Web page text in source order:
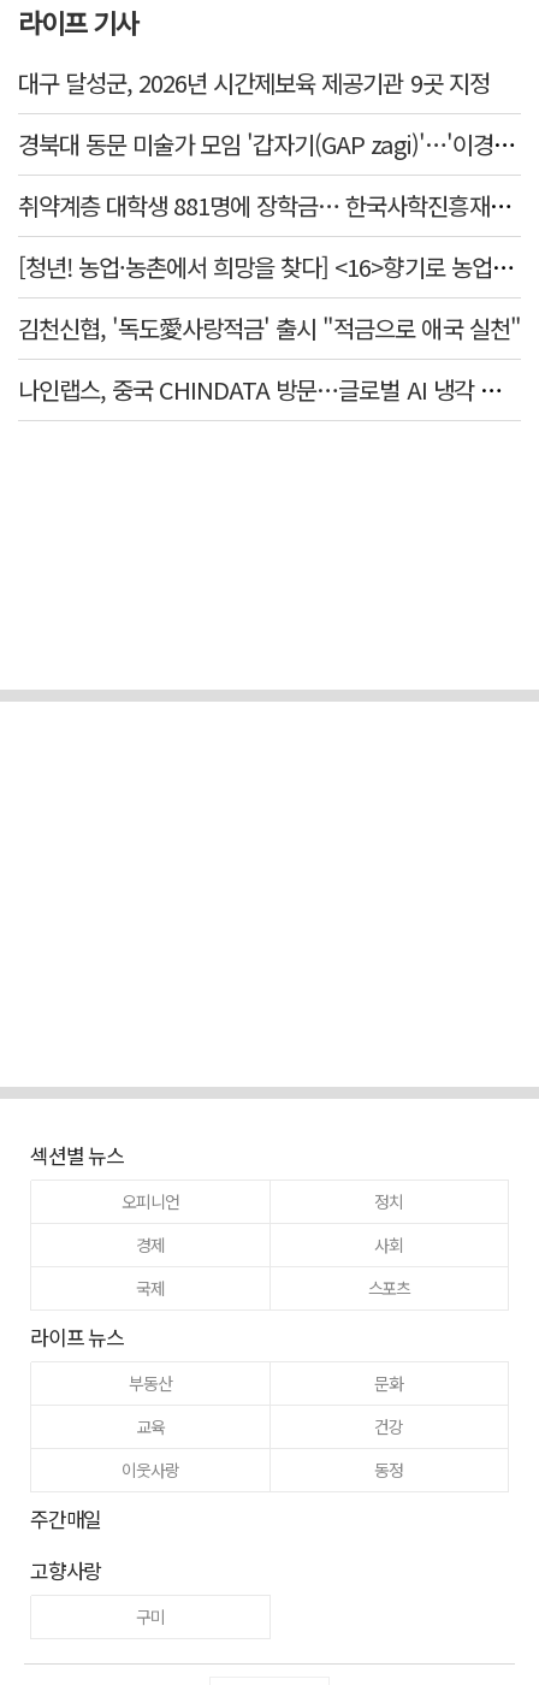
라이프 기사
대구 달성군, 2026년 시간제보육 제공기관 9곳 지정
경북대 동문 미술가 모임 '갑자기(GAP zagi)'…'이경(移境):경계를 넘어, 경계너머' 전시
취약계층 대학생 881명에 장학금… 한국사학진흥재단, 2억7천만원 지원
[청년! 농업·농촌에서 희망을 찾다] <16>향기로 농업을 전하다
김천신협, '독도愛사랑적금' 출시 "적금으로 애국 실천"
나인랩스, 중국 CHINDATA 방문…글로벌 AI 냉각 시장 공략
섹션별 뉴스
오피니언
정치
경제
사회
국제
스포츠
라이프 뉴스
부동산
문화
교육
건강
이웃사랑
동정
주간매일
고향사랑
구미